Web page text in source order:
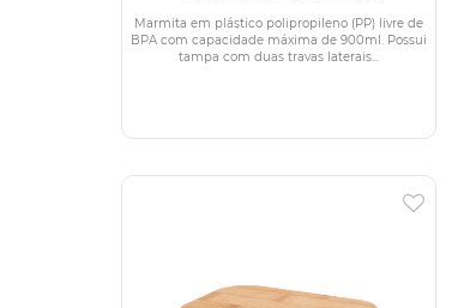
Marmita em plástico polipropileno (PP) livre de
BPA com capacidade máxima de 900ml. Possui
tampa com duas travas laterais...